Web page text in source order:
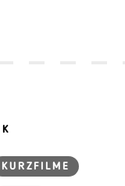
KURZFILME